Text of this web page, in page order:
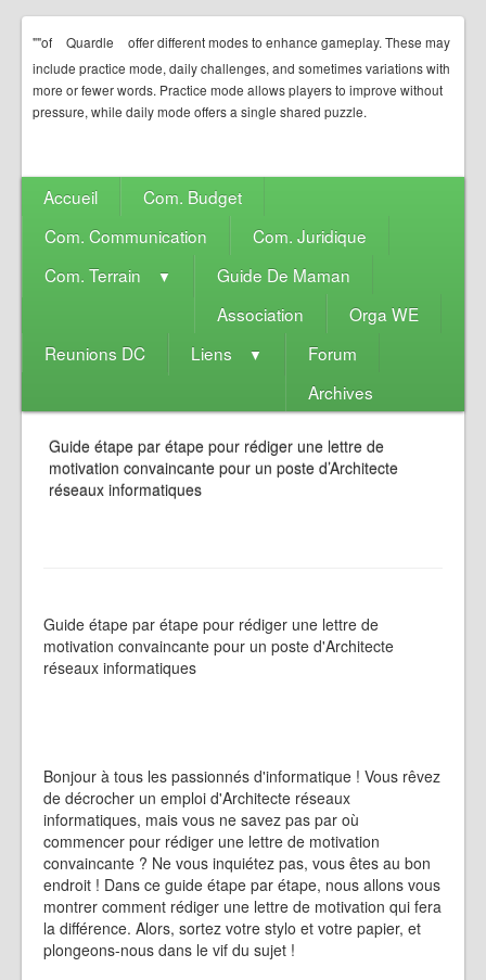
""of Quardle
offer different modes to enhance gameplay. These may
include practice mode, daily challenges, and sometimes variations with
more or fewer words. Practice mode allows players to improve without
pressure, while daily mode offers a single shared puzzle.
Accueil
Com. Budget
Com. Communication
Com. Juridique
Com. Terrain
▼
Guide De Maman
Association
Orga WE
Reunions DC
Liens ▼
Forum
Archives
Guide étape par étape pour rédiger une lettre de
motivation convaincante pour un poste d’Architecte
réseaux informatiques
Guide étape par étape pour rédiger une lettre de
motivation convaincante pour un poste d'Architecte
réseaux informatiques
Bonjour à tous les passionnés d'informatique ! Vous rêvez
de décrocher un emploi d'Architecte réseaux
informatiques, mais vous ne savez pas par où
commencer pour rédiger une lettre de motivation
convaincante ? Ne vous inquiétez pas, vous êtes au bon
endroit ! Dans ce guide étape par étape, nous allons vous
montrer comment rédiger une lettre de motivation qui fera
la différence. Alors, sortez votre stylo et votre papier, et
plongeons-nous dans le vif du sujet !